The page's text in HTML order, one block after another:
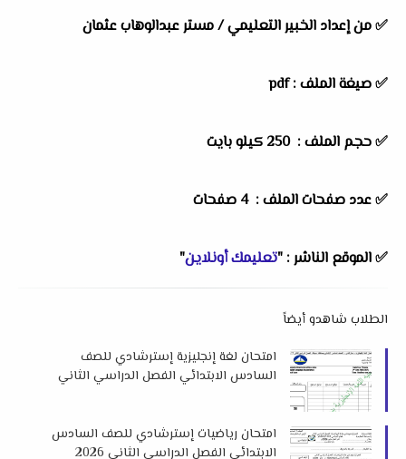
✅من إعداد الخبير التعليمي /مستر عبدالوهاب عثمان
✅ صيغة الملف : pdf
✅ حجم الملف : 250 كيلو بايت
✅ عدد صفحات الملف : 4 صفحات
✅الموقع الناشر : "تعليمك أونلاين"
الطلاب شاهدو أيضاً
امتحان لغة إنجليزية إسترشادي للصف
السادس الابتدائي الفصل الدراسي الثاني
امتحان رياضيات إسترشادي للصف السادس
الابتدائي الفصل الدراسي الثاني 2026